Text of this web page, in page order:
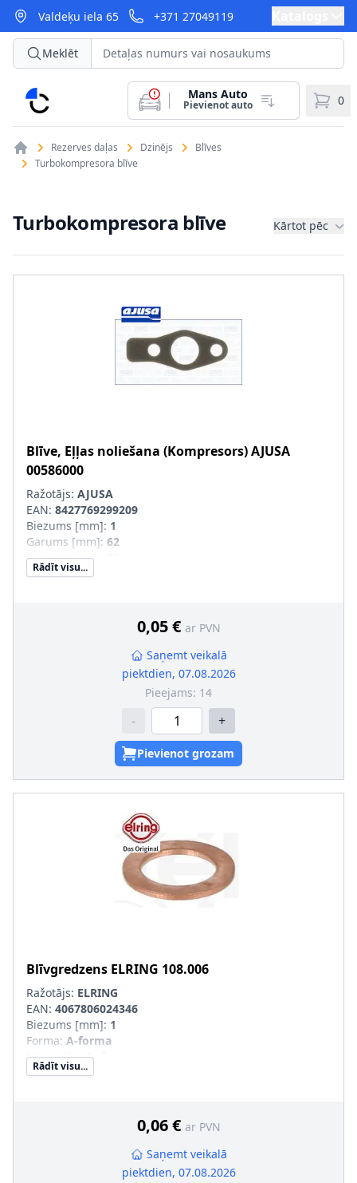
Valdeķu iela 65 +371 27049119
CarParts
Meklēt
Mans Auto
Pievienot auto 0
Rezerves daļas Dzinējs
Blīves
Turbokompresora blīve
Turbokompresora blīve Kārtot pēc
Blīve, Eļļas noliešana (Kompresors)AJUSA
00586000
Ražotājs: AJUSA
EAN: 8427769299209
Biezums [mm]: 1
Garums [mm]: 62
Platums [mm]
Rādīt visu...
0,05 € ar PVN
Saņemt veikalā
piektdien, 07.08.2026
Pieejams: 14
- +
Pievienot grozam
Blīvgredzens ELRING 108.006
Ražotājs: ELRING
EAN: 4067806024346
Biezums [mm]: 1
Forma: A-forma
Materiāls:Varš
Iekšējais diametrs [mm]
Rādīt visu...
0,06 € ar PVN
Saņemt veikalā
piektdien, 07.08.2026